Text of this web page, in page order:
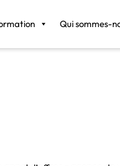
Qui sommes-